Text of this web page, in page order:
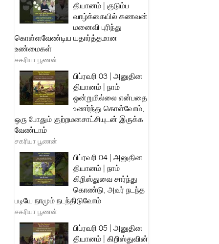
தியானம் | குடும்ப
வாழ்க்கையில் கணவன்
மனைவி புரிந்து
கொள்ளவேண்டிய யதார்த்தமான
உண்மைகள்
சகரியா பூணன்
பிப்ரவரி 03 | அனுதின
தியானம் | நாம்
ஒன்றுமில்லை என்பதை
உணர்ந்து கொள்வோம்,
ஒரு போதும் குற்றமனசாட்சியுடன் இருக்க
வேண்டாம்
சகரியா பூணன்
பிப்ரவரி 04 | அனுதின
தியானம் | நாம்
கிறிஸ்துவை சார்ந்து
கொண்டு, அவர் நடந்த
படியே நாமும் நடந்திடுவோம்
சகரியா பூணன்
பிப்ரவரி 05 | அனுதின
தியானம் | கிறிஸ்துவின்